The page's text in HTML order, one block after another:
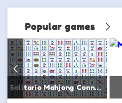
Popular games
Solitario Mahjong Connect Classic